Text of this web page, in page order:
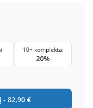
10+ komplektai
20%
- 82,90 €